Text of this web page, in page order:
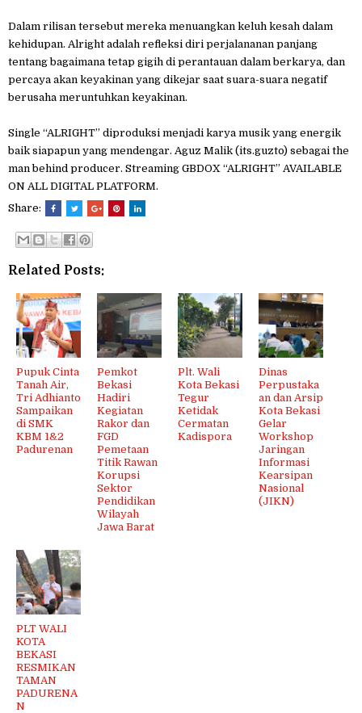
Dalam rilisan tersebut mereka menuangkan keluh kesah dalam
kehidupan. Alright adalah refleksi diri perjalananan panjang
tentang bagaimana tetap gigih di perantauan dalam berkarya, dan
percaya akan keyakinan yang dikejar saat suara-suara negatif
berusaha meruntuhkan keyakinan.
Single “ALRIGHT” diproduksi menjadi karya musik yang energik
baik siapapun yang mendengar. Aguz Malik (its.guzto) sebagai the
man behind producer. Streaming GBDOX “ALRIGHT” AVAILABLE
ON ALL DIGITAL PLATFORM.
Share:
Related Posts:
Pupuk Cinta
Tanah Air,
Tri Adhianto
Sampaikan
di SMK
KBM 1&2
Padurenan
Pemkot
Bekasi
Hadiri
Kegiatan
Rakor dan
FGD
Pemetaan
Titik Rawan
Korupsi
Sektor
Pendidikan
Wilayah
Jawa Barat
Plt. Wali
Kota Bekasi
Tegur
Ketidak
Cermatan
Kadispora
Dinas
Perpustaka
an dan Arsip
Kota Bekasi
Gelar
Workshop
Jaringan
Informasi
Kearsipan
Nasional
(JIKN)
PLT WALI
KOTA
BEKASI
RESMIKAN
TAMAN
PADURENA
N